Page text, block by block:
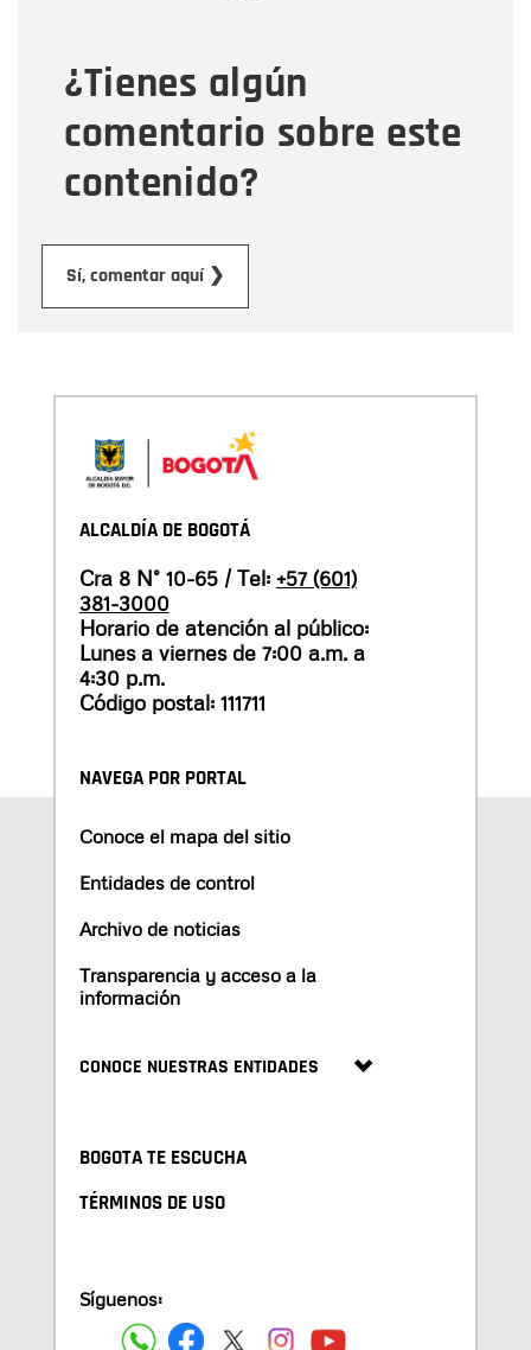
¿Tienes algún
comentario sobre este
contenido?
Sí, comentar aquí ❯
Mensaje
ALCALDÍA DE BOGOTÁ
Cra 8 N° 10-65 / Tel: +57 (601)
381-3000
Horario de atención al público:
Lunes a viernes de 7:00 a.m. a
4:30 p.m.
Código postal: 111711
NAVEGA POR PORTAL
Conoce el mapa del sitio
Entidades de control
Archivo de noticias
Transparencia y acceso a la
información
CONOCE NUESTRAS ENTIDADES
BOGOTA TE ESCUCHA
TÉRMINOS DE USO
Síguenos: